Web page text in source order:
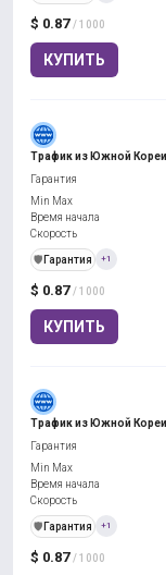
$ 0.87 / 1000
КУПИТЬ
Трафик из Южной
$ 0.87 / 1000
КУПИТЬ
Гарантия
Min Max
Время начала
Скорость
️🛡️ Гарантия +1
Трафик из Южной
$ 0.87 / 1000
Гарантия
Min Max
Время начала
Скорость
️🛡️ Гарантия +1